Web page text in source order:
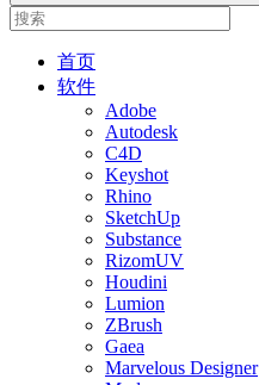
首页
软件
Adobe
Autodesk
C4D
Keyshot
Rhino
SketchUp
Substance
RizomUV
Houdini
Lumion
ZBrush
Gaea
Marvelous Designer